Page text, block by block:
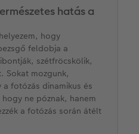
hatás a
hogy
feldobja a
szétfröcskölik,
Sokat mozgunk,
fotózás dinamikus és
ne póznak, hanem
a fotózás során átélt